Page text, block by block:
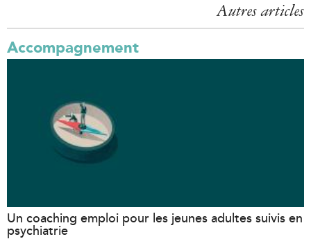
e
x
Autres articles
Accompagnement
Un coaching emploi pour les jeunes adultes suivis en
psychiatrie